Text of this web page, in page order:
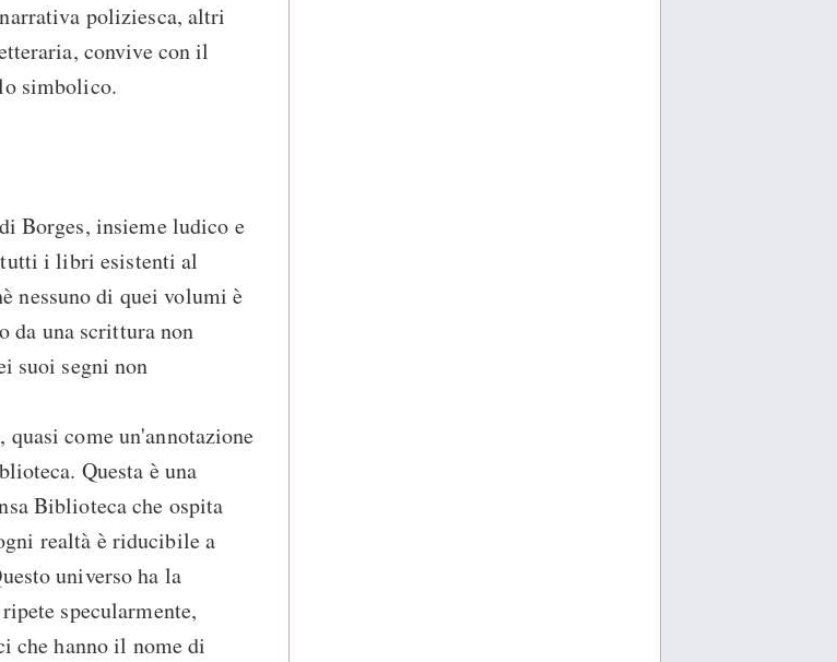
poliziesca, altri
convive con il
simbolico.
Borges, insieme ludico e
i libri esistenti al
nessuno di quei volumi è
da una scrittura non
suoi segni non
come un'annotazione
Questa è una
Biblioteca che ospita
realtà è riducibile a
universo ha la
specularmente,
che hanno il nome di